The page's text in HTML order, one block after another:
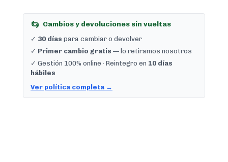
Cambios y devoluciones sin vueltas
✓ 30 días para cambiar o devolver
✓ Primer cambio gratis — lo retiramos nosotros
✓ Gestión 100% online · Reintegro en 10 días
hábiles
Ver política completa →